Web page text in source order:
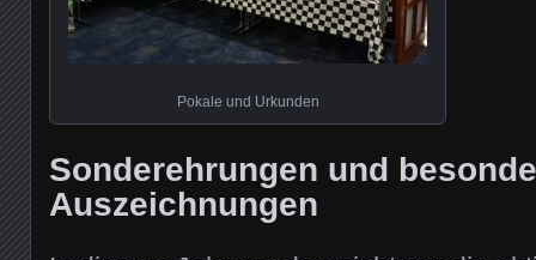
Pokale und Urkunden
Sonderehrungen und
Auszeichnungen